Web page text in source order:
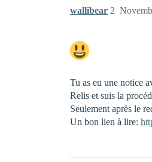
wallibear 2
Tu as eu une notice
Relis et suis la
Seulement après le
Un bon lien à lire: